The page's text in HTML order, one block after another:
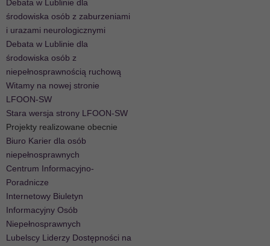
Debata w Lublinie dla
środowiska osób z zaburzeniami
i urazami neurologicznymi
Debata w Lublinie dla
środowiska osób z
niepełnosprawnością ruchową
Witamy na nowej stronie
LFOON-SW
Stara wersja strony LFOON-SW
Projekty realizowane obecnie
Biuro Karier dla osób
niepełnosprawnych
Centrum Informacyjno-
Poradnicze
Internetowy Biuletyn
Informacyjny Osób
Niepełnosprawnych
Lubelscy Liderzy Dostępności na